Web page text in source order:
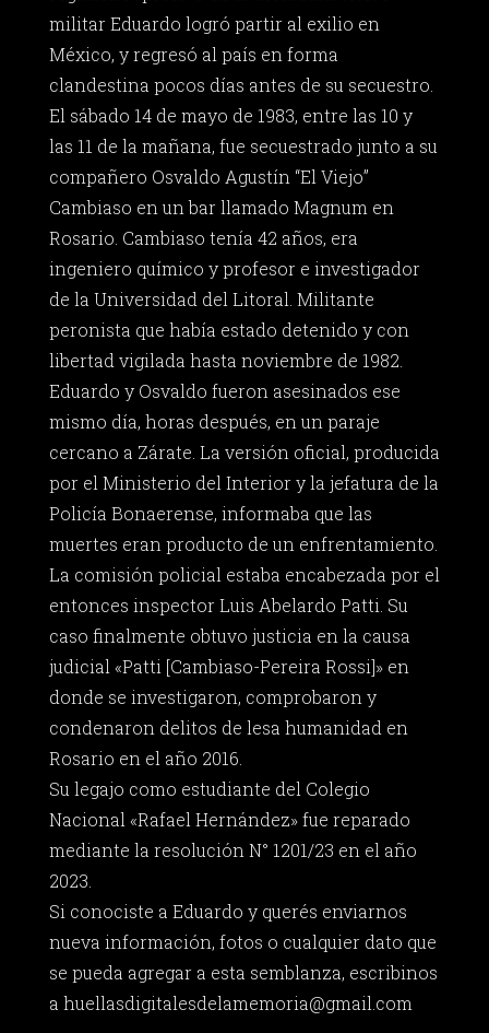
militar Eduardo logró partir al exilio en
México, y regresó al país en forma
clandestina pocos días antes de su secuestro.
El sábado 14 de mayo de 1983, entre las 10 y
las 11 de la mañana, fue secuestrado junto a su
compañero Osvaldo Agustín “El Viejo”
Cambiaso en un bar llamado Magnum en
Rosario. Cambiaso tenía 42 años, era
ingeniero químico y profesor e investigador
de la Universidad del Litoral. Militante
peronista que había estado detenido y con
libertad vigilada hasta noviembre de 1982.
Eduardo y Osvaldo fueron asesinados ese
mismo día, horas después, en un paraje
cercano a Zárate. La versión oficial, producida
por el Ministerio del Interior y la jefatura de la
Policía Bonaerense, informaba que las
muertes eran producto de un enfrentamiento.
La comisión policial estaba encabezada por el
entonces inspector Luis Abelardo Patti. Su
caso finalmente obtuvo justicia en la causa
judicial «Patti [Cambiaso-Pereira Rossi]» en
donde se investigaron, comprobaron y
condenaron delitos de lesa humanidad en
Rosario en el año 2016.
Su legajo como estudiante del Colegio
Nacional «Rafael Hernández» fue reparado
mediante la resolución N° 1201/23 en el año
2023.
Si conociste a Eduardo y querés enviarnos
nueva información, fotos o cualquier dato que
se pueda agregar a esta semblanza, escribinos
a huellasdigitalesdelamemoria@gmail.com